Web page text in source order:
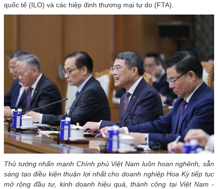
quốc tế (ILO) và các hiệp định thương mại tự do (FTA).
Thủ tướng nhấn mạnh Chính phủ Việt Nam luôn hoan nghênh, sẵn
sàng tạo điều kiện thuận lợi nhất cho doanh nghiệp Hoa Kỳ tiếp tục
mở rộng đầu tư, kinh doanh hiệu quả, thành công tại Việt Nam -